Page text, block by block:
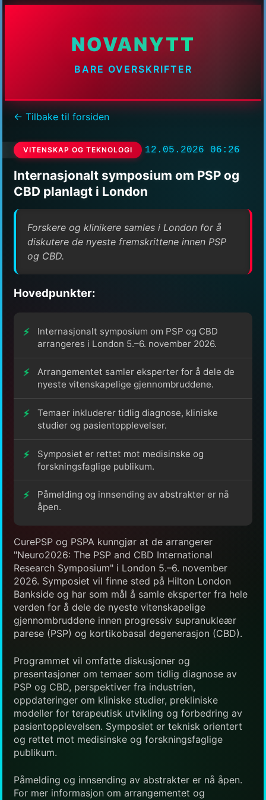
NOVANYTT
BARE OVERSKRIFTER
← Tilbake til forsiden
VITENSKAP OG TEKNOLOGI 12.05.2026 06:26
Internasjonalt symposium om PSP og
CBD planlagt i London
Forskere og klinikere samles i London for å
diskutere de nyeste fremskrittene innen PSP
og CBD.
Hovedpunkter:
Internasjonalt symposium om PSP og CBD
arrangeres i London 5.–6. november 2026.
Arrangementet samler eksperter for å dele de
nyeste vitenskapelige gjennombruddene.
Temaer inkluderer tidlig diagnose, kliniske
studier og pasientopplevelser.
Symposiet er rettet mot medisinske og
forskningsfaglige publikum.
Påmelding og innsending av abstrakter er nå
åpen.
CurePSP og PSPA kunngjør at de arrangerer
"Neuro2026: The PSP and CBD International
Research Symposium" i London 5.–6. november
2026. Symposiet vil finne sted på Hilton London
Bankside og har som mål å samle eksperter fra hele
verden for å dele de nyeste vitenskapelige
gjennombruddene innen progressiv supranukleær
parese (PSP) og kortikobasal degenerasjon (CBD).
Programmet vil omfatte diskusjoner og
presentasjoner om temaer som tidlig diagnose av
PSP og CBD, perspektiver fra industrien,
oppdateringer om kliniske studier, prekliniske
modeller for terapeutisk utvikling og forbedring av
pasientopplevelsen. Symposiet er teknisk orientert
og rettet mot medisinske og forskningsfaglige
publikum.
Påmelding og innsending av abstrakter er nå åpen.
For mer informasjon om arrangementet og